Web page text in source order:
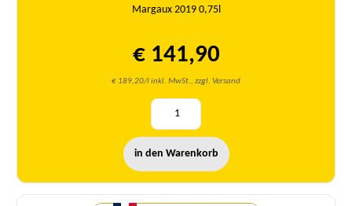
Margaux 2019 0,75l
€ 141,90
€ 189,20/l inkl. MwSt., zzgl. Versand
in den Warenkorb
Menge